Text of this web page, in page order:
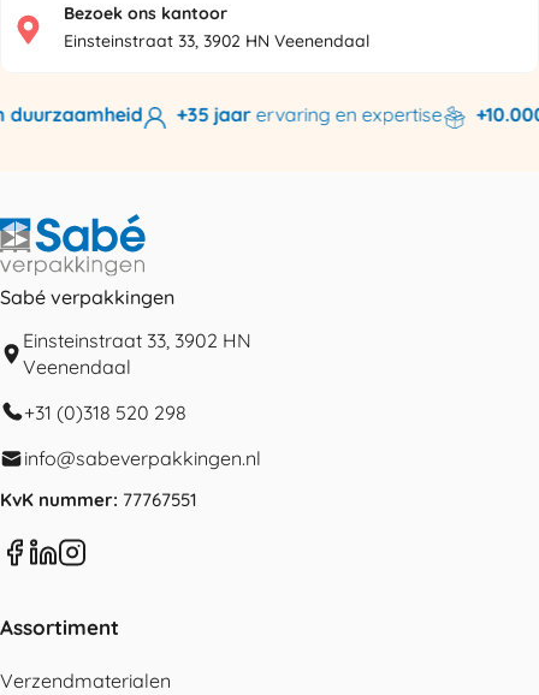
Bezoek ons kantoor
Einsteinstraat 33, 3902 HN Veenendaal
+35 jaarervaring en expertise +10.000
Sabé verpakkingen
Einsteinstraat 33, 3902 HN
Veenendaal
+31 (0)318 520 298
info@sabeverpakkingen.nl
KvK nummer: 77767551
Assortiment
Verzendmaterialen